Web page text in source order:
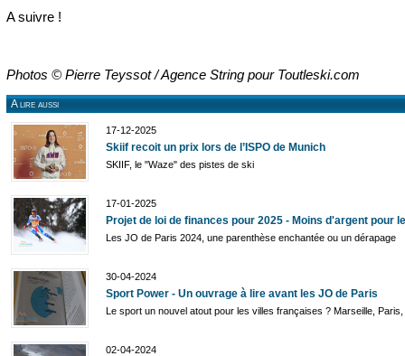
A suivre !
Photos © Pierre Teyssot / Agence String pour Toutleski.com
A lire aussi
17-12-2025
Skiif recoit un prix lors de l’ISPO de Munich
SKIIF, le "Waze" des pistes de ski
17-01-2025
Projet de loi de finances pour 2025 - Moins d'argent pour
Les JO de Paris 2024, une parenthèse enchantée ou un dérapage
30-04-2024
Sport Power - Un ouvrage à lire avant les JO de Paris
Le sport un nouvel atout pour les villes françaises ? Marseille, Paris,
02-04-2024